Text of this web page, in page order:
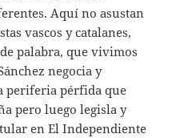
Aquí no asustan
vascos y catalanes,
palabra, que vivimos
negocia y
periferia pérfida que
pero luego legisla y
en El Independiente